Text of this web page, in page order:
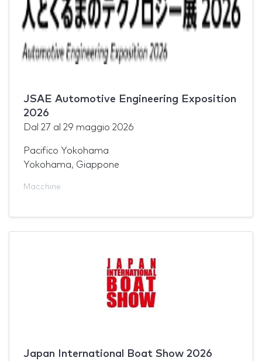
JSAE Automotive Engineering Exposition
2026
Dal 27 al 29 maggio 2026
Pacifico Yokohama
Yokohama, Giappone
Macchine
Japan International Boat Show 2026